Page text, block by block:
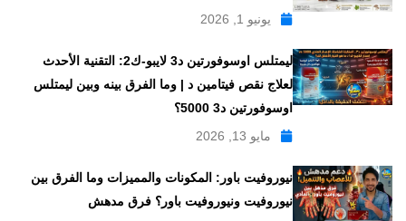
يونيو 1, 2026
ليمتلس اوسوفورتين د3 لايبو-ك2: التقنية الأحدث
لعلاج نقص فيتامين د | وما الفرق بينه وبين ليمتلس
اوسوفورتين د3 5000؟
مايو 13, 2026
نيوروفيت باور: المكونات والمميزات وما الفرق بين
نيوروفيت ونيوروفيت باور؟ فرق مدهش